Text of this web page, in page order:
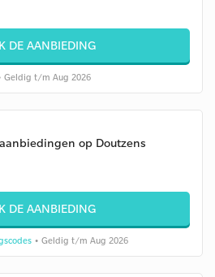
DE AANBIEDING
Geldig t/m Aug 2026
op Doutzens
DE AANBIEDING
• Geldig t/m Aug 2026